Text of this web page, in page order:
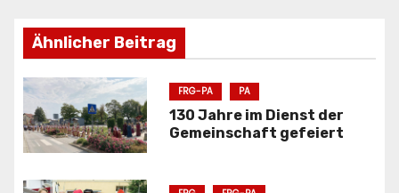
a
g
s
n
Ähnlicher Beitrag
FRG-PA PA
130 Jahre im Dienst der
Gemeinschaft gefeiert